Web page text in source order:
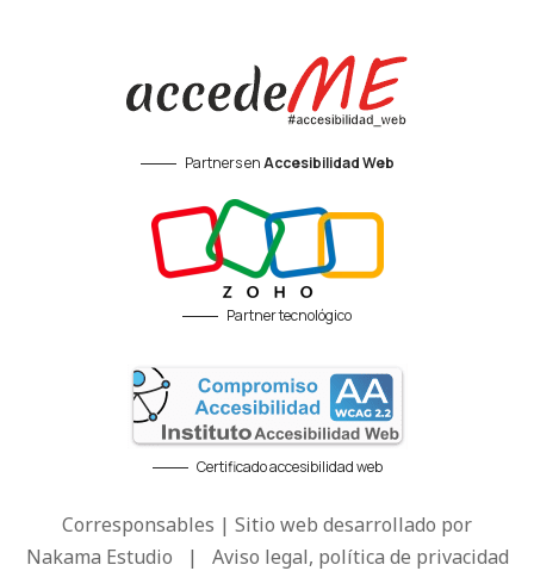
Partners enAccesibilidad Web
Partner tecnológico
Certificado accesibilidad web
Corresponsables | Sitio web desarrollado por
Nakama Estudio | Aviso legal, política de privacidad